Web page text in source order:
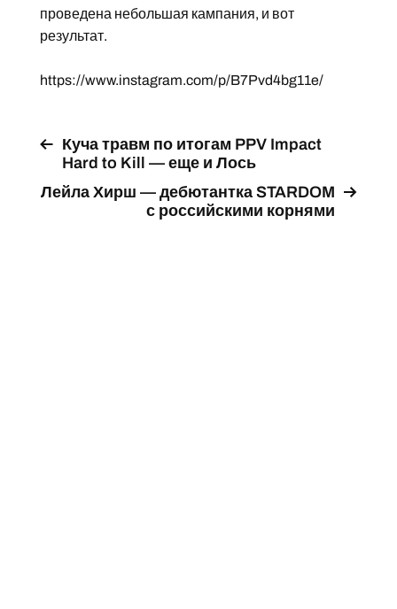
проведена небольшая кампания, и вот
результат.
https://www.instagram.com/p/B7Pvd4bg11e/
Куча травм по итогам PPV Impact
Hard to Kill — еще и Лось
Лейла Хирш — дебютантка STARDOM
с российскими корнями